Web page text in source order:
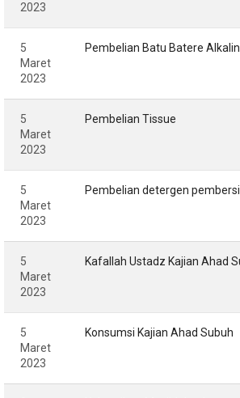
2023
5
Maret
2023
Pembelian Batu Batere Alkalin
5
Maret
2023
Pembelian Tissue
5
Maret
2023
Pembelian detergen
5
Maret
2023
Kafallah Ustadz Kajian Ahad
5
Maret
2023
Konsumsi Kajian Ahad Subuh